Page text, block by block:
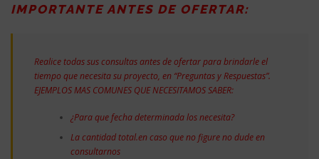
IMPORTANTE ANTES DE OFERTAR:
Realice todas sus consultas antes de ofertar para brindarle el
tiempo que necesita su proyecto, en “Preguntas y Respuestas”.
EJEMPLOS MAS COMUNES QUE NECESITAMOS SABER:
¿Para que fecha determinada los necesita?
La cantidad total.en caso que no figure no dude en
consultarnos